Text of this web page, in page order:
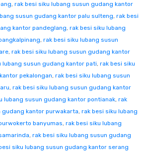
, rak besi siku lubang susun gudang kantor
susun gudang kantor palu sulteng, rak besi
kantor pandeglang, rak besi siku lubang
, rak besi siku lubang susun
, rak besi siku lubang susun gudang kantor
lubang susun gudang kantor pati, rak besi siku
pekalongan, rak besi siku lubang susun
, rak besi siku lubang susun gudang kantor
lubang susun gudang kantor pontianak, rak
gudang kantor purwakarta, rak besi siku lubang
banyumas, rak besi siku lubang
, rak besi siku lubang susun gudang
siku lubang susun gudang kantor serang